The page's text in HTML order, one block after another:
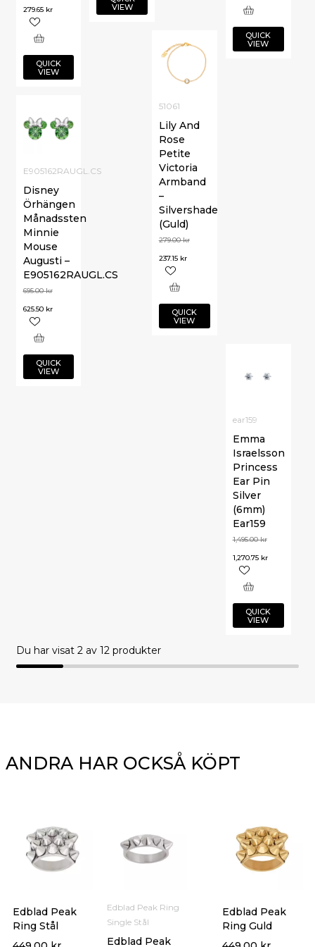
279.65 kr
QUICK
VIEW
QUICK
VIEW
VIEW
51061
Lily And
Rose
Petite
Victoria
Armband
–
Silvershade
(Guld)
279.00kr
237.15 kr
QUICK
VIEW
E905162RAUGL.CS
Disney
Örhängen
Månadssten
Minnie
Mouse
Augusti –
E905162RAUGL.CS
695.00kr
625.50 kr
QUICK
VIEW
ear159
Emma
Israelsson
Princess
Ear Pin
Silver
(6mm)
Ear159
1,495.00kr
1,270.75 kr
QUICK
VIEW
Du har visat 2av 12 produkter
ANDRA HAR OCKSÅ KÖPT
Edblad Peak
Ring Stål
Edblad Peak
Ring Guld
Edblad Peak Ring
Single Stål
Edblad Peak